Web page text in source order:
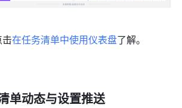
击在任务清单中使用仪表盘了解。
单动态与设置推送